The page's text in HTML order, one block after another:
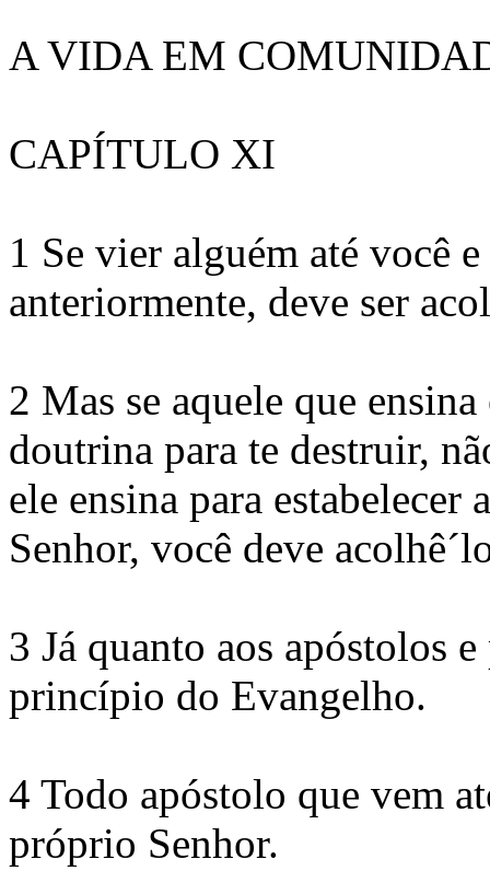
A VIDA EM
CAPÍTULO XI
1 Se vier alguém até você
anteriormente, deve ser
2 Mas se aquele que
doutrina para te destruir,
ele ensina para
Senhor, você deve
3 Já quanto aos apóstolos
princípio do Evangelho.
4 Todo apóstolo que vem
próprio Senhor.